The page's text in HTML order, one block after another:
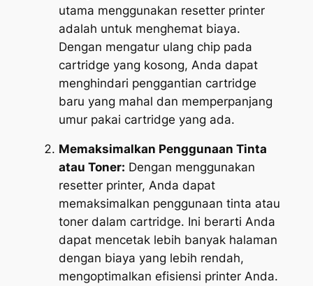
utama menggunakan resetter printer
adalah untuk menghemat biaya.
Dengan mengatur ulang chip pada
cartridge yang kosong, Anda dapat
menghindari penggantian cartridge
baru yang mahal dan memperpanjang
umur pakai cartridge yang ada.
Memaksimalkan Penggunaan Tinta
atau Toner: Dengan menggunakan
resetter printer, Anda dapat
memaksimalkan penggunaan tinta atau
toner dalam cartridge. Ini berarti Anda
dapat mencetak lebih banyak halaman
dengan biaya yang lebih rendah,
mengoptimalkan efisiensi printer Anda.